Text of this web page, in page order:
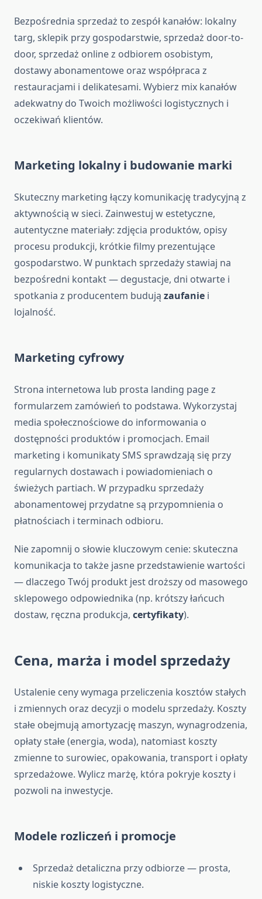
Bezpośrednia sprzedaż to zespół kanałów: lokalny
targ, sklepik przy gospodarstwie, sprzedaż door-to-
door, sprzedaż online z odbiorem osobistym,
dostawy abonamentowe oraz współpraca z
restauracjami i delikatesami. Wybierz mix kanałów
adekwatny do Twoich możliwości logistycznych i
oczekiwań klientów.
Marketing lokalny i budowanie marki
Skuteczny marketing łączy komunikację tradycyjną z
aktywnością w sieci. Zainwestuj w estetyczne,
autentyczne materiały: zdjęcia produktów, opisy
procesu produkcji, krótkie filmy prezentujące
gospodarstwo. W punktach sprzedaży stawiaj na
bezpośredni kontakt — degustacje, dni otwarte i
spotkania z producentem budują zaufanie i
lojalność.
Marketing cyfrowy
Strona internetowa lub prosta landing page z
formularzem zamówień to podstawa. Wykorzystaj
media społecznościowe do informowania o
dostępności produktów i promocjach. Email
marketing i komunikaty SMS sprawdzają się przy
regularnych dostawach i powiadomieniach o
świeżych partiach. W przypadku sprzedaży
abonamentowej przydatne są przypomnienia o
płatnościach i terminach odbioru.
Nie zapomnij o słowie kluczowym cenie: skuteczna
komunikacja to także jasne przedstawienie wartości
— dlaczego Twój produkt jest droższy od masowego
sklepowego odpowiednika (np. krótszy łańcuch
dostaw, ręczna produkcja, certyfikaty).
Cena, marża i model sprzedaży
Ustalenie ceny wymaga przeliczenia kosztów stałych
i zmiennych oraz decyzji o modelu sprzedaży. Koszty
stałe obejmują amortyzację maszyn, wynagrodzenia,
opłaty stałe (energia, woda), natomiast koszty
zmienne to surowiec, opakowania, transport i opłaty
sprzedażowe. Wylicz marżę, która pokryje koszty i
pozwoli na inwestycje.
Modele rozliczeń i promocje
Sprzedaż detaliczna przy odbiorze — prosta,
niskie koszty logistyczne.